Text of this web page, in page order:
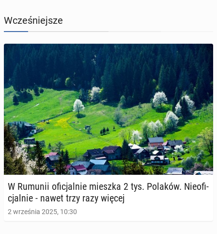
Wcześniejsze
W Rumunii ofi­cjal­nie mieszka 2 tys. Polaków. Nie­ofi­
cjal­nie - nawet trzy razy więcej
2 września 2025, 10:30